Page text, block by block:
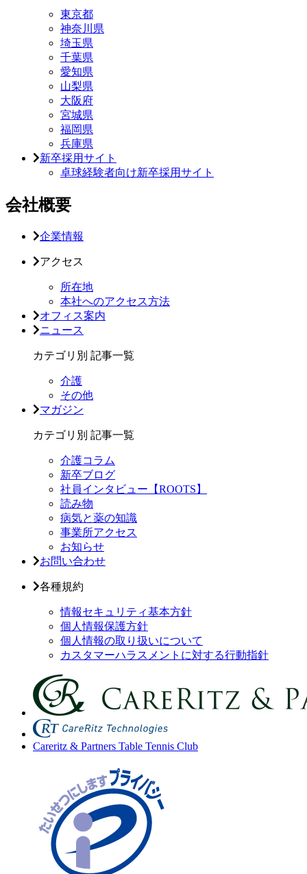
東京都
神奈川県
埼玉県
千葉県
愛知県
山梨県
大阪府
宮城県
福岡県
兵庫県
新卒採用サイト
卓球経験者向け新卒採用サイト
会社概要
企業情報
アクセス
所在地
本社へのアクセス方法
オフィス案内
ニュース
カテゴリ別 記事一覧
介護
その他
マガジン
カテゴリ別 記事一覧
介護コラム
新卒ブログ
社員インタビュー【ROOTS】
読み物
病気と薬の知識
事業所アクセス
お知らせ
お問い合わせ
各種規約
情報セキュリティ基本方針
個人情報保護方針
個人情報の取り扱いについて
カスタマーハラスメントに対する行動指針
Careritz & Partners Table Tennis Club